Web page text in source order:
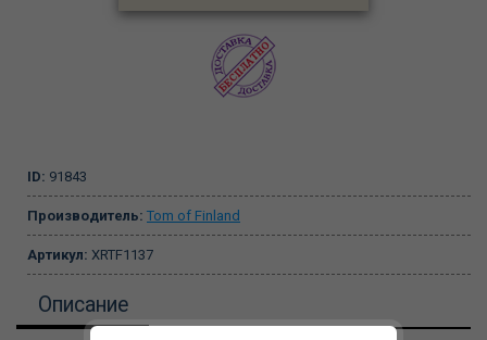
ID: 91843
Производитель: Tom of Finland
Артикул: XRTF1137
Описание